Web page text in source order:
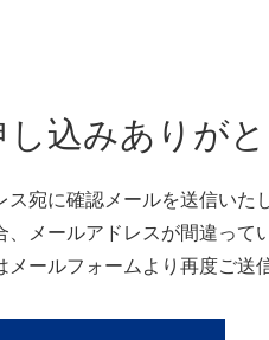
込みありが
宛に確認メールを送信いた
メールアドレスが間違って
ールフォームより再度ご送